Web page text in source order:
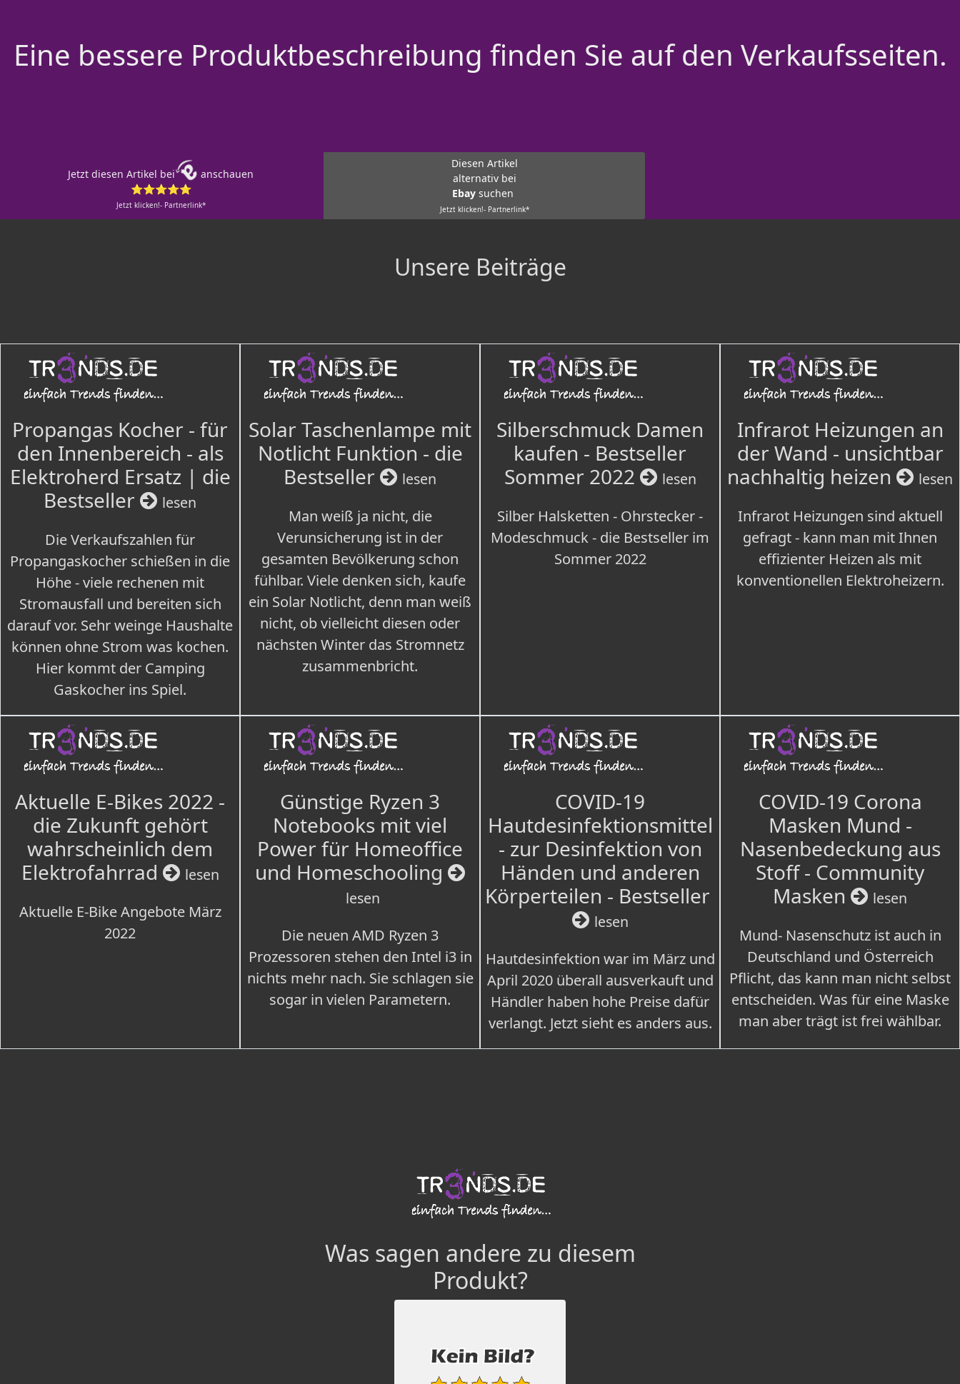
Eine bessere Produktbeschreibung finden Sie auf den Verkaufsseiten.
Jetzt diesen Artikel bei
anschauen
⭐⭐⭐⭐⭐
Jetzt klicken!- Partnerlink*
Diesen Artikel
alternativ bei
Ebay suchen
Jetzt klicken!- Partnerlink*
Unsere Beiträge
Propangas Kocher - für
den Innenbereich - als
Elektroherd Ersatz | die
Bestseller
lesen
Die Verkaufszahlen für
Propangaskocher schießen in die
Höhe - viele rechenen mit
Stromausfall und bereiten sich
darauf vor. Sehr weinge Haushalte
können ohne Strom was kochen.
Hier kommt der Camping
Gaskocher ins Spiel.
Solar Taschenlampe mit
Notlicht Funktion - die
Bestseller
lesen
Man weiß ja nicht, die
Verunsicherung ist in der
gesamten Bevölkerung schon
fühlbar. Viele denken sich, kaufe
ein Solar Notlicht, denn man weiß
nicht, ob vielleicht diesen oder
nächsten Winter das Stromnetz
zusammenbricht.
Silberschmuck Damen
kaufen - Bestseller
Sommer 2022
lesen
Silber Halsketten - Ohrstecker -
Modeschmuck - die Bestseller im
Sommer 2022
Infrarot Heizungen an
der Wand - unsichtbar
nachhaltig heizen
lesen
Infrarot Heizungen sind aktuell
gefragt - kann man mit Ihnen
effizienter Heizen als mit
konventionellen Elektroheizern.
Aktuelle E-Bikes 2022 -
die Zukunft gehört
wahrscheinlich dem
Elektrofahrrad
lesen
Aktuelle E-Bike Angebote März
2022
Günstige Ryzen 3
Notebooks mit viel
Power für Homeoffice
und Homeschooling
lesen
Die neuen AMD Ryzen 3
Prozessoren stehen den Intel i3 in
nichts mehr nach. Sie schlagen sie
sogar in vielen Parametern.
COVID-19
Hautdesinfektionsmittel
- zur Desinfektion von
Händen und anderen
Körperteilen - Bestseller
lesen
Hautdesinfektion war im März und
April 2020 überall ausverkauft und
Händler haben hohe Preise dafür
verlangt. Jetzt sieht es anders aus.
COVID-19 Corona
Masken Mund -
Nasenbedeckung aus
Stoff - Community
Masken
lesen
Mund- Nasenschutz ist auch in
Deutschland und Österreich
Pflicht, das kann man nicht selbst
entscheiden. Was für eine Maske
man aber trägt ist frei wählbar.
Was sagen andere zu diesem
Produkt?